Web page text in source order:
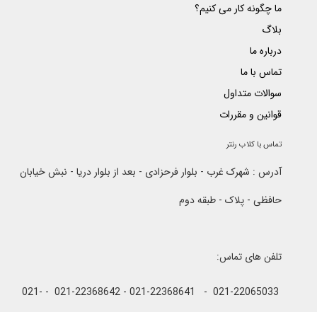
ما چگونه کار می کنیم؟
بلاگ
درباره ما
تماس با ما
سوالات متداول
قوانین و مقررات
تماس با کلاب رنتر
آدرس : شهرک غرب - بلوار فرحزادی - بعد از بلوار دریا - نبش خیابان
حافظی - پلاک - طبقه دوم
تلفن های تماس:
021-22065033 - 021-22368641 - 021-22368642 - 021-